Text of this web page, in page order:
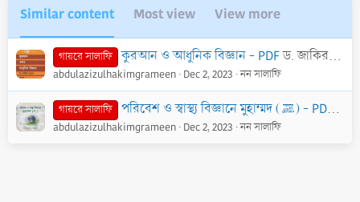
Similar content Most view View more
গায়রে সালাফি কুরআন ও আধুনিক বিজ্ঞান - PDFড. জাকির নায়েক
abdulazizulhakimgrameen Dec 2, 2023 নন সালাফি
গায়রে সালাফি পরিবেশ ও স্বাস্থ্য বিজ্ঞানে মুহাম্মদ (ﷺ) - PDF
abdulazizulhakimgrameen Dec 2, 2023 নন সালাফি